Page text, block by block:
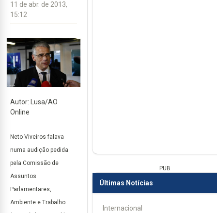
11 de abr. de 2013,
15:12
Autor: Lusa/AO
Online
Neto Viveiros falava
numa audição pedida
pela Comissão de
Assuntos
Parlamentares,
Ambiente e Trabalho
PUB
Últimas Notícias
Internacional